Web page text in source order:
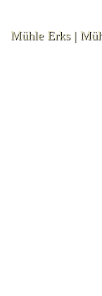
Mühle Erks |